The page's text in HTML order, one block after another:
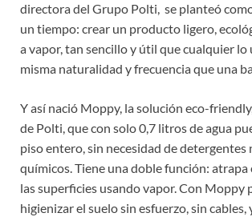
directora del Grupo Polti, se planteó
un tiempo: crear un producto ligero,
a vapor, tan sencillo y útil que cualquier lo
misma naturalidad y frecuencia que una
Y así nació Moppy, la solución eco-
de Polti, que con solo 0,7 litros de agua
piso entero, sin necesidad de
químicos. Tiene una doble función:
las superficies usando vapor. Con Moppy
higienizar el suelo sin esfuerzo, sin cables,